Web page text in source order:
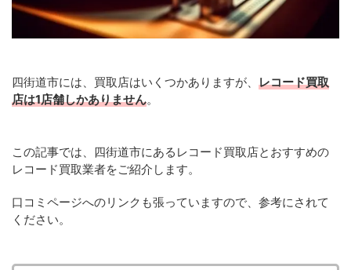
四街道市には、買取店はいくつかありますが、 レコード買取
店は1店舗しかありません。
この記事では、四街道市にあるレコード買取店とおすすめの
レコード買取業者をご紹介します。
口コミページへのリンクも張っていますので、参考にされて
ください。